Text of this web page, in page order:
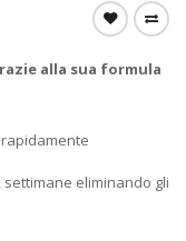
alla sua formula
eliminando gli